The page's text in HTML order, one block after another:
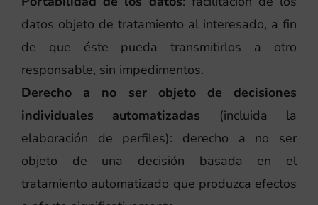
datos objeto de tratamiento al interesado, a fin
de que éste pueda transmitirlos a otro
responsable, sin impedimentos.
Derecho a no ser objeto de decisiones
individuales automatizadas (incluida la
elaboración de perfiles): derecho a no ser
objeto de una decisión basada en el
tratamiento automatizado que produzca efectos